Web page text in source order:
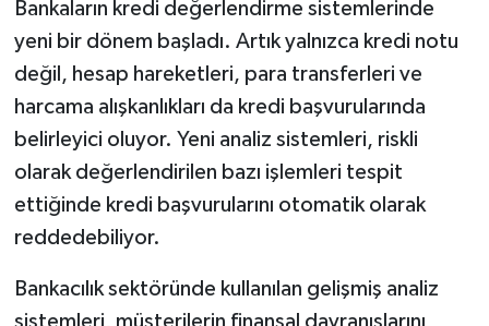
Bankaların kredi değerlendirme sistemlerinde
yeni bir dönem başladı. Artık yalnızca kredi notu
değil, hesap hareketleri, para transferleri ve
harcama alışkanlıkları da kredi başvurularında
belirleyici oluyor. Yeni analiz sistemleri, riskli
olarak değerlendirilen bazı işlemleri tespit
ettiğinde kredi başvurularını otomatik olarak
reddedebiliyor.
Bankacılık sektöründe kullanılan gelişmiş analiz
sistemleri, müşterilerin finansal davranışlarını